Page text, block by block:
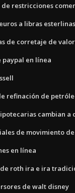
de restricciones
a libras esterlinas
de corretaje de
en línea
refinación de
cambian a
de movimiento
en línea
roth ira e ira
de walt disney